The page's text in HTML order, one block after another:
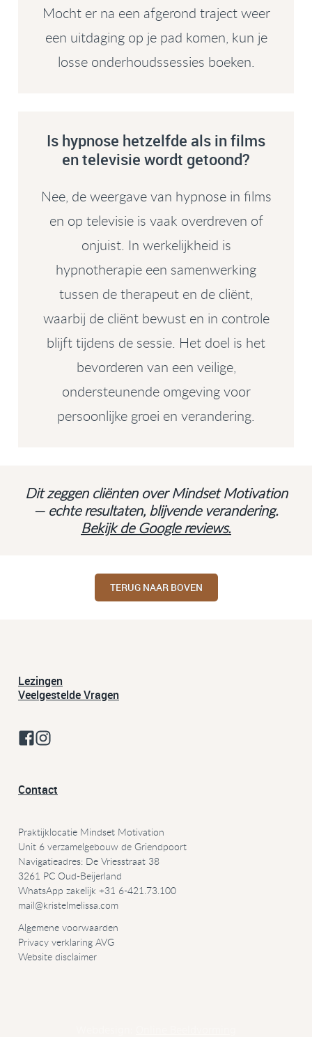
Mocht er na een afgerond traject weer
een uitdaging op je pad komen, kun je
losse onderhoudssessies boeken.
Is hypnose hetzelfde als in films
en televisie wordt getoond?
Nee, de weergave van hypnose in films
en op televisie is vaak overdreven of
onjuist. In werkelijkheid is
hypnotherapie een samenwerking
tussen de therapeut en de cliënt,
waarbij de cliënt bewust en in controle
blijft tijdens de sessie. Het doel is het
bevorderen van een veilige,
ondersteunende omgeving voor
persoonlijke groei en verandering.
Dit zeggen cliënten over Mindset Motivation
— echte resultaten, blijvende verandering.
Bekijk de Google reviews.
TERUG NAAR BOVEN
Lezingen
Veelgestelde Vragen
Contact
Praktijklocatie Mindset Motivation
Unit 6 verzamelgebouw de Griendpoort
Navigatieadres: De Vriesstraat 38
3261 PC Oud-Beijerland
WhatsApp zakelijk +31 6-421.73.100
mail@kristelmelissa.com
Algemene voorwaarden
Privacy verklaring AVG
Website disclaimer